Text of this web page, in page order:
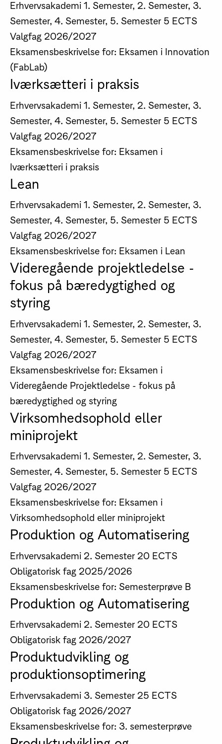
Erhvervsakademi 1. Semester, 2. Semester, 3.
Semester, 4. Semester, 5. Semester 5 ECTS
Valgfag 2026/2027
Eksamensbeskrivelse for: Eksamen i Innovation
(FabLab)
Iværksætteri i praksis
Erhvervsakademi 1. Semester, 2. Semester, 3.
Semester, 4. Semester, 5. Semester 5 ECTS
Valgfag 2026/2027
Eksamensbeskrivelse for: Eksamen i
Iværksætteri i praksis
Lean
Erhvervsakademi 1. Semester, 2. Semester, 3.
Semester, 4. Semester, 5. Semester 5 ECTS
Valgfag 2026/2027
Eksamensbeskrivelse for: Eksamen i Lean
Videregående projektledelse -
fokus på bæredygtighed og
styring
Erhvervsakademi 1. Semester, 2. Semester, 3.
Semester, 4. Semester, 5. Semester 5 ECTS
Valgfag 2026/2027
Eksamensbeskrivelse for: Eksamen i
Videregående Projektledelse - fokus på
bæredygtighed og styring
Virksomhedsophold eller
miniprojekt
Erhvervsakademi 1. Semester, 2. Semester, 3.
Semester, 4. Semester, 5. Semester 5 ECTS
Valgfag 2026/2027
Eksamensbeskrivelse for: Eksamen i
Virksomhedsophold eller miniprojekt
Produktion og Automatisering
Erhvervsakademi 2. Semester 20 ECTS
Obligatorisk fag 2025/2026
Eksamensbeskrivelse for: Semesterprøve B
Produktion og Automatisering
Erhvervsakademi 2. Semester 20 ECTS
Obligatorisk fag 2026/2027
Produktudvikling og
produktionsoptimering
Erhvervsakademi 3. Semester 25 ECTS
Obligatorisk fag 2026/2027
Eksamensbeskrivelse for: 3. semesterprøve